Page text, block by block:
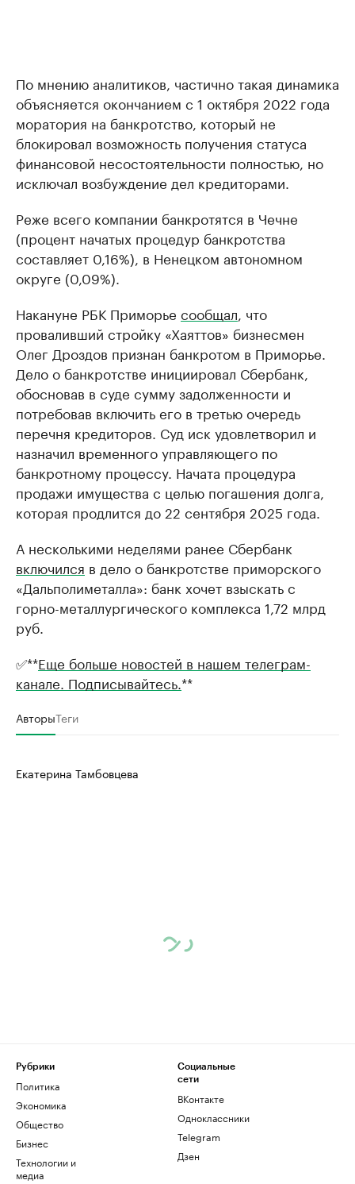
По мнению аналитиков, частично такая динамика
объясняется окончанием с 1 октября 2022 года
моратория на банкротство, который не
блокировал возможность получения статуса
финансовой несостоятельности полностью, но
исключал возбуждение дел кредиторами.
Реже всего компании банкротятся в Чечне
(процент начатых процедур банкротства
составляет 0,16%), в Ненецком автономном
округе (0,09%).
Накануне РБК Приморье сообщал , что
проваливший стройку «Хаяттов» бизнесмен
Олег Дроздов признан банкротом в Приморье.
Дело о банкротстве инициировал Сбербанк,
обосновав в суде сумму задолженности и
потребовав включить его в третью очередь
перечня кредиторов. Суд иск удовлетворил и
назначил временного управляющего по
банкротному процессу. Начата процедура
продажи имущества с целью погашения долга,
которая продлится до 22 сентября 2025 года.
А несколькими неделями ранее Сбербанк
включился в дело о банкротстве приморского
«Дальполиметалла»: банк хочет взыскать с
горно-металлургического комплекса 1,72 млрд
руб.
✅**Еще больше новостей в нашем телеграм-
канале. Подписывайтесь. **
АвторыТеги
Екатерина Тамбовцева
Рубрики
Политика
Экономика
Общество
Бизнес
Технологии и
медиа
Социальные
сети
ВКонтакте
Одноклассники
Telegram
Дзен